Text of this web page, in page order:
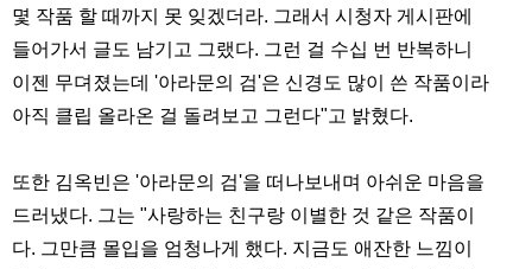
몇 작품 할 때까지 못 잊겠더라. 그래서 시청자 게시판에
들어가서 글도 남기고 그랬다. 그런 걸 수십 번 반복하니
이젠 무뎌졌는데 '아라문의 검'은 신경도 많이 쓴 작품이라
아직 클립 올라온 걸 돌려보고 그런다"고 밝혔다.
또한 김옥빈은 '아라문의 검'을 떠나보내며 아쉬운 마음을
드러냈다. 그는 "사랑하는 친구랑 이별한 것 같은 작품이
다. 그만큼 몰입을 엄청나게 했다. 지금도 애잔한 느낌이